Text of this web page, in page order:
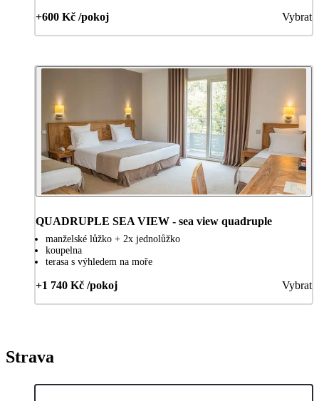
+600 Kč /pokoj Vybrat
QUADRUPLE SEA VIEW - sea view quadruple
manželské lůžko + 2x jednolůžko
koupelna
terasa s výhledem na moře
+1 740 Kč /pokoj Vybrat
Strava